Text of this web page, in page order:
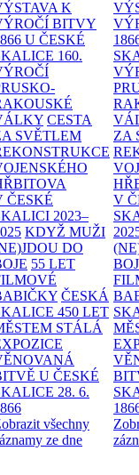
K
BITVY
U ČESKÉ
160.
CESTA
SVĚTLEM
ČESKÉ
2023–
KDYŽ MUŽI
DO
55 LET
ČESKÁ
450 LET
STÁLÁ
U ČESKÉ
28. 6.
všechny
ze dne
ZA
V